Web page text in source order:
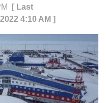
[ Last
4:10 AM ]